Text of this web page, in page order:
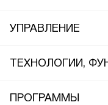
УПРАВЛЕНИЕ
ТЕХНОЛОГИИ,
ПРОГРАММЫ